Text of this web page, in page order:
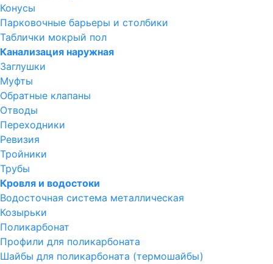
Конусы
Парковочные барьеры и столбики
Таблички мокрый пол
Канализация наружная
Заглушки
Муфты
Обратные клапаны
Отводы
Переходники
Ревизия
Тройники
Трубы
Кровля и водостоки
Водосточная система металлическая
Козырьки
Поликарбонат
Профили для поликарбоната
Шайбы для поликарбоната (термошайбы)